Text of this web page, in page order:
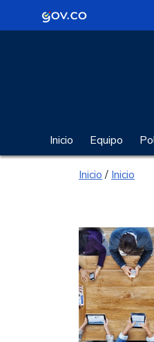
Logo
Inicio Equipo
Inicio/Inicio